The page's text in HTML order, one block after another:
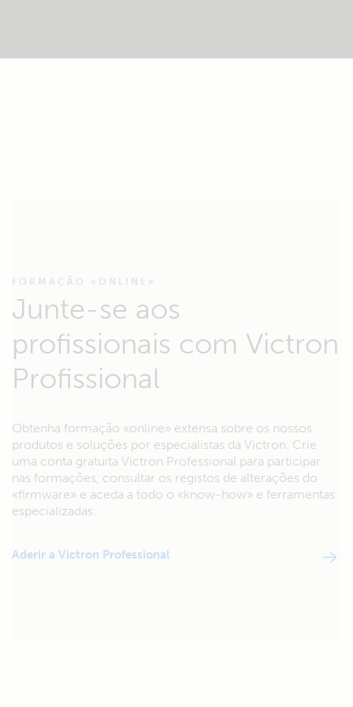
FORMAÇÃO «ONLINE»
Junte-se aos
profissionais com Victron
Profissional
Obtenha formação «online» extensa sobre os nossos
produtos e soluções por especialistas da Victron. Crie
uma conta gratuita Victron Professional para participar
nas formações, consultar os registos de alterações do
«firmware» e aceda a todo o «know-how» e ferramentas
especializadas.
Aderir a Victron Professional